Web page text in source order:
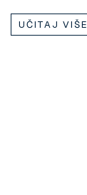
UČITAJ VIŠE